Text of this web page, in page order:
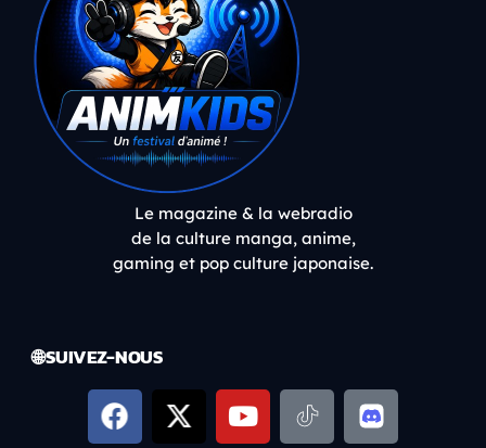
Le magazine & la webradio
de la culture manga, anime,
gaming et pop culture japonaise.
🌐 SUIVEZ-NOUS